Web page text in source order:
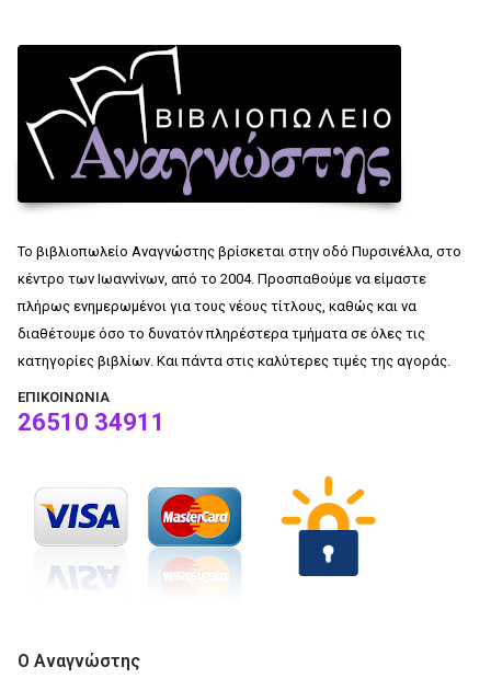
Το βιβλιοπωλείο Αναγνώστης βρίσκεται στην οδό Πυρσινέλλα, στο
κέντρο των Ιωαννίνων, από το 2004. Προσπαθούμε να είμαστε
πλήρως ενημερωμένοι για τους νέους τίτλους, καθώς και να
διαθέτουμε όσο το δυνατόν πληρέστερα τμήματα σε όλες τις
κατηγορίες βιβλίων. Και πάντα στις καλύτερες τιμές της αγοράς.
ΕΠΙΚΟΙΝΩΝΊΑ
26510 34911
Ο Αναγνώστης